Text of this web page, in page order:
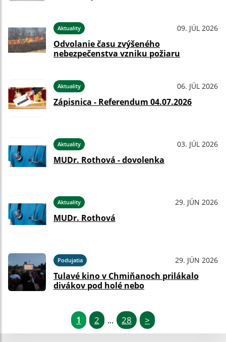
Aktuality 09. JÚL 2026
Odvolanie času zvýšeného
nebezpečenstva vzniku požiaru
Aktuality 06. JÚL 2026
Zápisnica - Referendum 04.07.2026
Aktuality 03. JÚL 2026
MUDr. Rothová - dovolenka
Aktuality 29. JÚN 2026
MUDr. Rothová
Podujatia 29. JÚN 2026
Tulavé kino v Chmiňanoch prilákalo
divákov pod holé nebo
1 2 ... 28 >